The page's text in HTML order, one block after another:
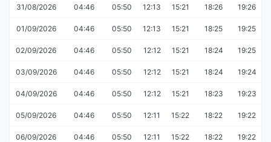
31/08/2026 04:46 05:50 12:13 15:21 18:26 19:26
01/09/2026 04:46 05:50 12:13 15:21 18:25 19:25
02/09/2026 04:46 05:50 12:12 15:21 18:24 19:25
03/09/2026 04:46 05:50 12:12 15:21 18:24 19:24
04/09/2026 04:46 05:50 12:12 15:21 18:23 19:23
05/09/2026 04:46 05:50 12:11 15:22 18:22 19:22
06/09/2026 04:46 05:50 12:11 15:22 18:22 19:22